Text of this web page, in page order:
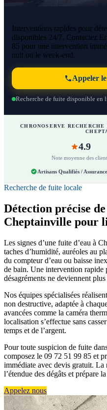
Interventions rapides pour
disponibles 24/7. Contactez
85 pour une intervention
nuit ou le week-end.
Appeler le
Recherche de fuite disponible en
CHRONOSERVE
4.9
Note moyenne des
Artisans Qualifiés /
Recherche de fuite locale
Détection précise
Cheptainville pour
Les signes d’une fuite d’eau à
taches d’humidité, auréoles au
du compteur d’eau ou baisse
de bain. Une intervention rapide
désagréments ne deviennent
Nos équipes spécialisées
non destructive, adaptée à
avancées comme la caméra
localisation s’effectue sans
temps et de l’argent.
Pour toute suspicion de fuite
composez le 09 72 51 99 85 et
immédiate avec devis gratuit.
l’étendue des dégâts et prépare
Appelez nous